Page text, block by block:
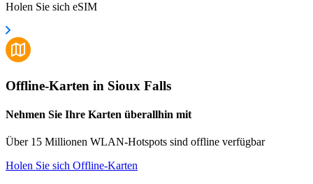
Holen Sie sich eSIM
Offline-Karten in Sioux Falls
Nehmen Sie Ihre Karten überallhin mit
Über 15 Millionen WLAN-Hotspots sind offline verfügbar
Holen Sie sich Offline-Karten